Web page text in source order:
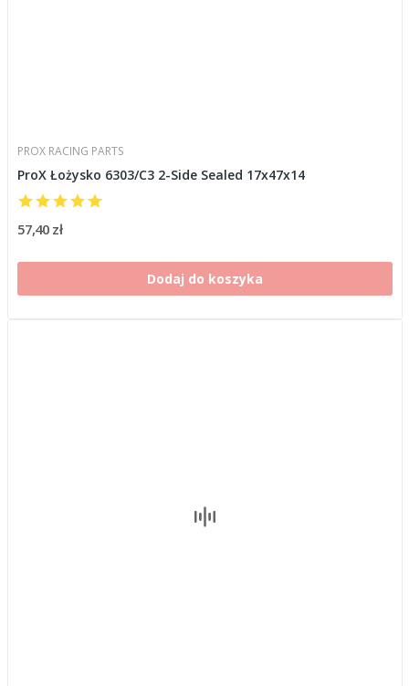
PROX RACING PARTS
ProX Łożysko 6303/C3 2-Side Sealed 17x47x14
57,40 zł
Dodaj do koszyka